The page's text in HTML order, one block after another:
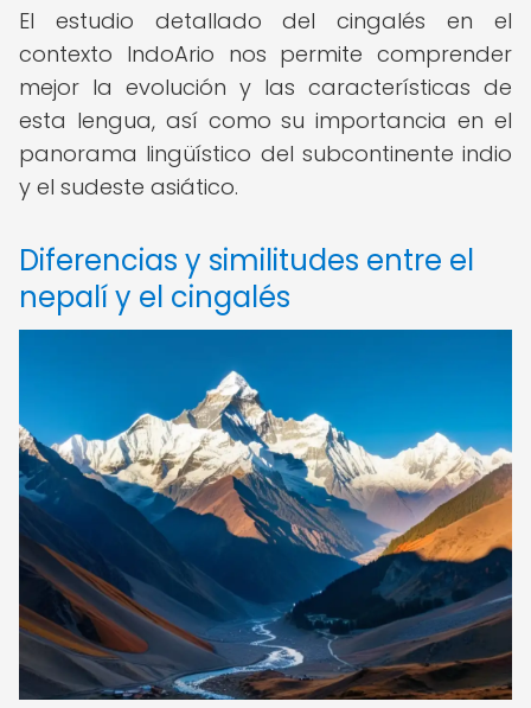
El estudio detallado del cingalés en el
contexto IndoArio nos permite comprender
mejor la evolución y las características de
esta lengua, así como su importancia en el
panorama lingüístico del subcontinente indio
y el sudeste asiático.
Diferencias y similitudes entre el
nepalí y el cingalés